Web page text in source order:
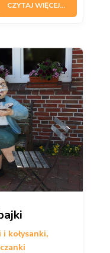
CZYTAJ WIĘCEJ...
i kołysanki,